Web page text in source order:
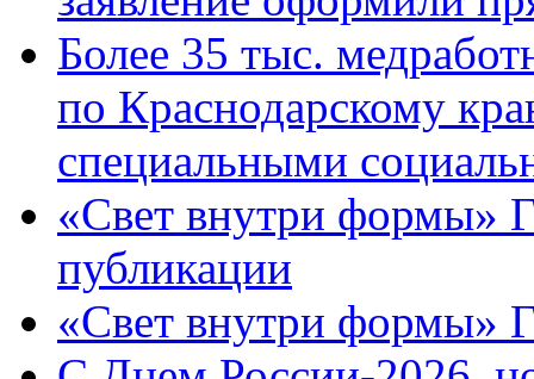
Более 35 тыс.
по Краснодарскому
специальными
«Свет внутри формы»
публикации
«Свет внутри формы»